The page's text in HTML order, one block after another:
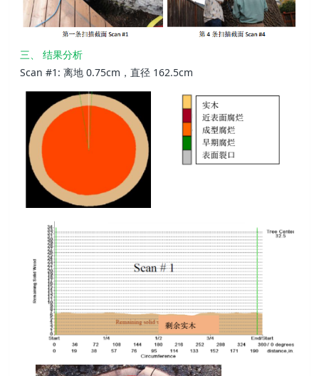
三、 结果分析
Scan #1: 离地 0.75cm，直径 162.5cm